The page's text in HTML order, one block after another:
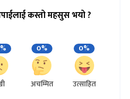
कस्तो महसुस भयो ?
0%
अचम्मित
0%
उत्साहित